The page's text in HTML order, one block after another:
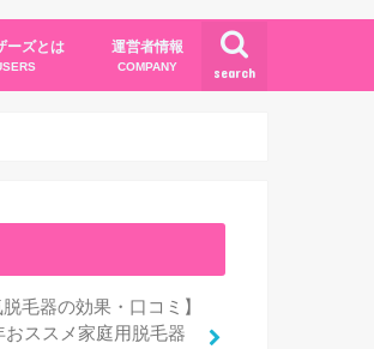
search
ーズとは 運営者情報
COMPANY
脱毛器の効果・口コミ】
おススメ家庭用脱毛器